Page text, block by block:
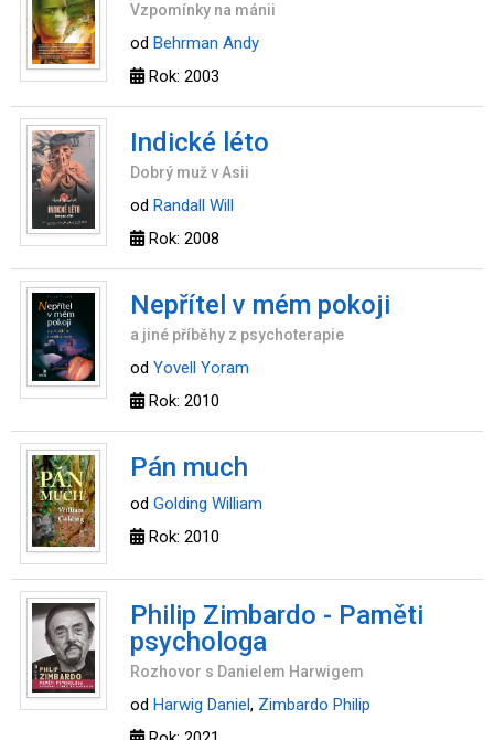
Vzpomínky na mánii
od Behrman Andy
Rok: 2003
Indické léto
Dobrý muž v Asii
od Randall Will
Rok: 2008
Nepřítel v mém pokoji
a jiné příběhy z psychoterapie
od Yovell Yoram
Rok: 2010
Pán much
od Golding William
Rok: 2010
Philip Zimbardo - Paměti
psychologa
Rozhovor s Danielem Harwigem
od Harwig Daniel, Zimbardo Philip